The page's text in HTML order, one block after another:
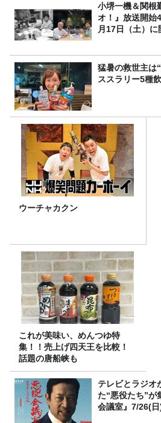
小堺一機＆関根
オ！』放送開始
月17日（土）
猛暑の救世主は
ススラリー5種
ウーチャカクン
これが美味い、めんつゆ特
集！！売上げ四天王を比較！
話題の唐船峡も
テレビとラジオ
た“悪役たち”が
会議室』7/26(